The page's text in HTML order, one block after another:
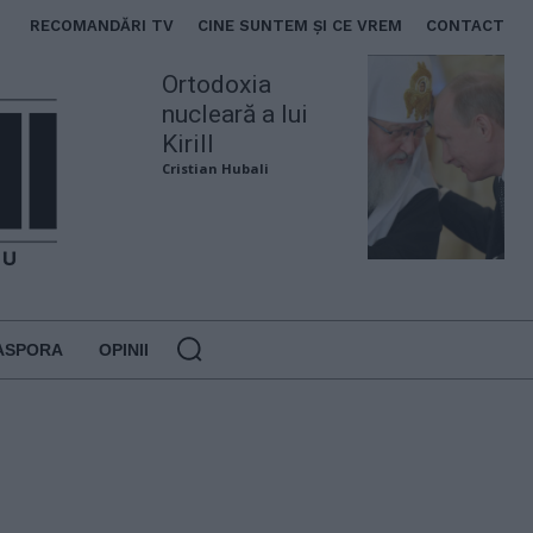
RECOMANDĂRI TV CINE SUNTEM ȘI CE VREM CONTACT
Ortodoxia
nucleară a lui
Kirill
Cristian Hubali
OPINII